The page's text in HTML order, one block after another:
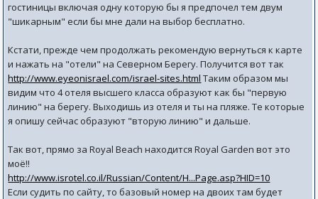
гостиницы включая одну которую бы я предпочел тем двум
"шикарным" если бы мне дали на выбор бесплатно.
Кстати, прежде чем продолжать рекомендую вернуться к карте
и нажать на "отели" на Северном Берегу. Получится вот так
http://www.eyeonisrael.com/israel-sites.html Таким образом мы
видим что 4 отеля высшего класса образуют как бы "первую
линию" на берегу. Выходишь из отеля и ты на пляже. Те которые
я опишу сейчас образуют "вторую линию" и дальше.
Так вот, прямо за Royal Beach находится Royal Garden вот это
моё!!
http://www.isrotel.co.il/Russian/Content/H...Page.asp?HID=10
Если судить по сайту, то базовый номер на двоих там будет